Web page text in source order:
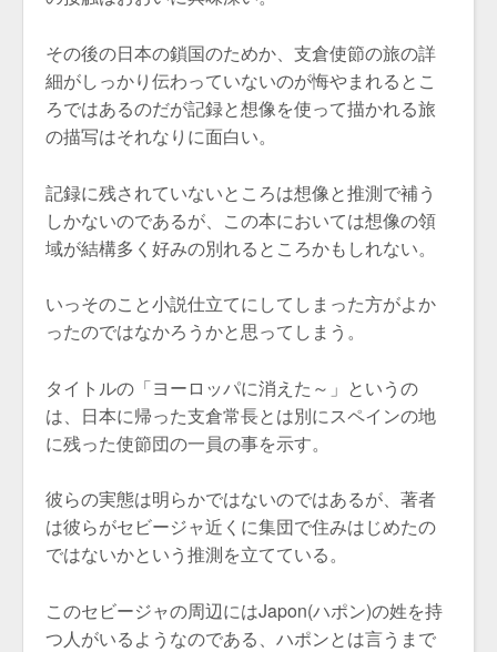
その後の日本の鎖国のためか、支倉使節の旅の詳
細がしっかり伝わっていないのが悔やまれるとこ
ろではあるのだが記録と想像を使って描かれる旅
の描写はそれなりに面白い。
記録に残されていないところは想像と推測で補う
しかないのであるが、この本においては想像の領
域が結構多く好みの別れるところかもしれない。
いっそのこと小説仕立てにしてしまった方がよか
ったのではなかろうかと思ってしまう。
タイトルの「ヨーロッパに消えた～」というの
は、日本に帰った支倉常長とは別にスペインの地
に残った使節団の一員の事を示す。
彼らの実態は明らかではないのではあるが、著者
は彼らがセビージャ近くに集団で住みはじめたの
ではないかという推測を立てている。
このセビージャの周辺にはJapon(ハポン)の姓を持
つ人がいるようなのである、ハポンとは言うまで